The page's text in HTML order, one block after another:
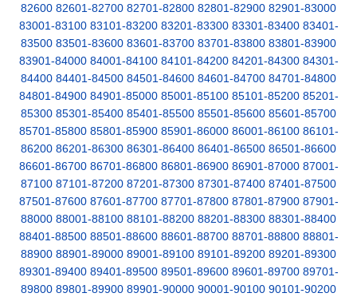
82600 82601-82700 82701-82800 82801-82900 82901-83000
83001-83100 83101-83200 83201-83300 83301-83400 83401-
83500 83501-83600 83601-83700 83701-83800 83801-83900
83901-84000 84001-84100 84101-84200 84201-84300 84301-
84400 84401-84500 84501-84600 84601-84700 84701-84800
84801-84900 84901-85000 85001-85100 85101-85200 85201-
85300 85301-85400 85401-85500 85501-85600 85601-85700
85701-85800 85801-85900 85901-86000 86001-86100 86101-
86200 86201-86300 86301-86400 86401-86500 86501-86600
86601-86700 86701-86800 86801-86900 86901-87000 87001-
87100 87101-87200 87201-87300 87301-87400 87401-87500
87501-87600 87601-87700 87701-87800 87801-87900 87901-
88000 88001-88100 88101-88200 88201-88300 88301-88400
88401-88500 88501-88600 88601-88700 88701-88800 88801-
88900 88901-89000 89001-89100 89101-89200 89201-89300
89301-89400 89401-89500 89501-89600 89601-89700 89701-
89800 89801-89900 89901-90000 90001-90100 90101-90200